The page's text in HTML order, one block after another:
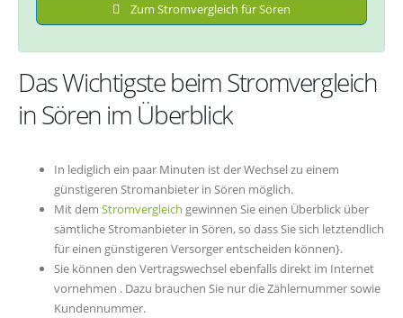
Zum Stromvergleich für Sören
Das Wichtigste beim Stromvergleich
in Sören im Überblick
In lediglich ein paar Minuten ist der Wechsel zu einem
günstigeren Stromanbieter in Sören möglich.
Mit dem Stromvergleich gewinnen Sie einen Überblick über
sämtliche Stromanbieter in Sören, so dass Sie sich letztendlich
für einen günstigeren Versorger entscheiden können}.
Sie können den Vertragswechsel ebenfalls direkt im Internet
vornehmen . Dazu brauchen Sie nur die Zählernummer sowie
Kundennummer.